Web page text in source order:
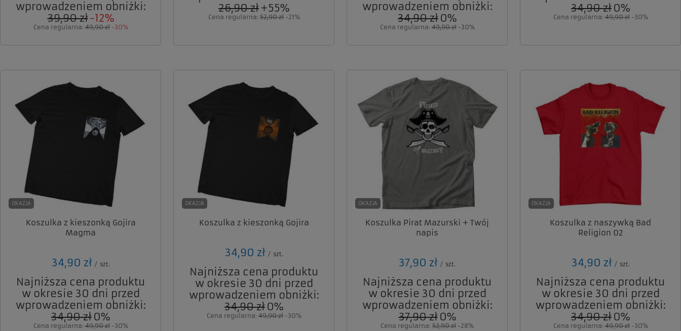
wprowadzeniem obniżki:
39,90 zł-12%
Cena regularna:49,90 zł -30%
26,90 zł+55%
Cena regularna:52,90 zł -21%
wprowadzeniem obniżki:
34,90 zł 0%
Cena regularna:49,90 zł -30%
34,90 zł 0%
Cena regularna:49,90 zł -30%
OKAZJA
Koszulka z kieszonką Gojira
Magma
34,90 zł / szt.
Najniższa cena produktu
w okresie 30 dni przed
wprowadzeniem obniżki:
34,90 zł 0%
Cena regularna:49,90 zł -30%
OKAZJA
Koszulka z kieszonką Gojira
34,90 zł / szt.
Najniższa cena produktu
w okresie 30 dni przed
wprowadzeniem obniżki:
34,90 zł 0%
Cena regularna:49,90 zł -30%
OKAZJA
Koszulka Pirat Mazurski + Twój
napis
37,90 zł / szt.
Najniższa cena produktu
w okresie 30 dni przed
wprowadzeniem obniżki:
37,90 zł 0%
Cena regularna: 52,90 zł -28%
OKAZJA
Koszulka z naszywką Bad
Religion 02
34,90 zł / szt.
Najniższa cena produktu
w okresie 30 dni przed
wprowadzeniem obniżki:
34,90 zł 0%
Cena regularna:49,90 zł -30%